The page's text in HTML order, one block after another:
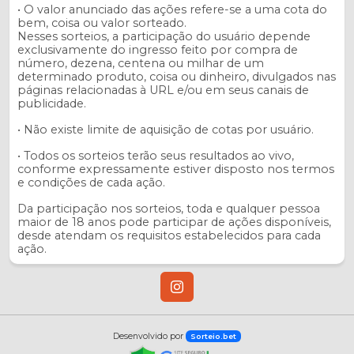
• O valor anunciado das ações refere-se a uma cota do
bem, coisa ou valor sorteado.
Nesses sorteios, a participação do usuário depende
exclusivamente do ingresso feito por compra de
número, dezena, centena ou milhar de um
determinado produto, coisa ou dinheiro, divulgados nas
páginas relacionadas à URL e/ou em seus canais de
publicidade.
• Não existe limite de aquisição de cotas por usuário.
• Todos os sorteios terão seus resultados ao vivo,
conforme expressamente estiver disposto nos termos
e condições de cada ação.
Da participação nos sorteios, toda e qualquer pessoa
maior de 18 anos pode participar de ações disponíveis,
desde atendam os requisitos estabelecidos para cada
ação.
Desenvolvido por Sorteio.bet